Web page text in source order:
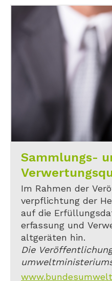
Sammlungs-
Im Rahmen der
verpflichtung der
auf die
erfassung und
altgeräten hin.
Die